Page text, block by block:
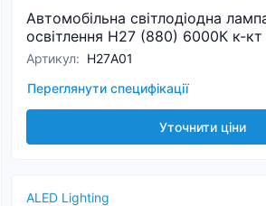
Автомобільна світлодіодна
освітлення H27 (880) 6000К к-
Артикул: H27А01
Переглянути специфікації
Уточнити ціни
ALED Lighting